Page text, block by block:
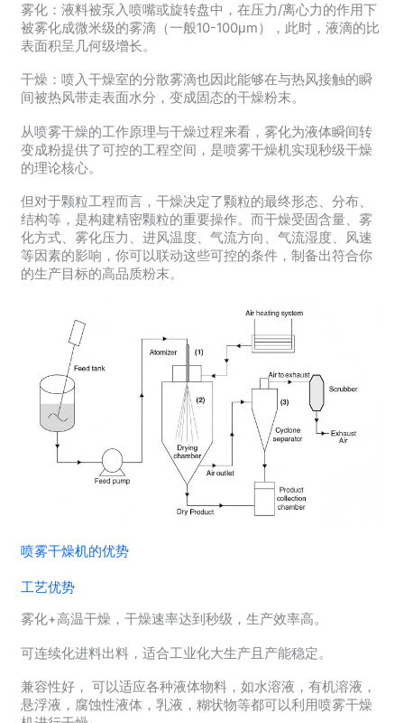
雾化：液料被泵入喷嘴或旋转盘中，在压力/离心力的作用下
被雾化成微米级的雾滴（一般10-100μm），此时，液滴的比
表面积呈几何级增长。
干燥：喷入干燥室的分散雾滴也因此能够在与热风接触的瞬
间被热风带走表面水分，变成固态的干燥粉末。
从喷雾干燥的工作原理与干燥过程来看，雾化为液体瞬间转
变成粉提供了可控的工程空间，是喷雾干燥机实现秒级干燥
的理论核心。
但对于颗粒工程而言，干燥决定了颗粒的最终形态、分布、
结构等，是构建精密颗粒的重要操作。而干燥受固含量、雾
化方式、雾化压力、进风温度、气流方向、气流湿度、风速
等因素的影响，你可以联动这些可控的条件，制备出符合你
的生产目标的高品质粉末。
喷雾干燥机的优势
工艺优势
雾化+高温干燥，干燥速率达到秒级，生产效率高。
可连续化进料出料，适合工业化大生产且产能稳定。
兼容性好， 可以适应各种液体物料，如水溶液，有机溶液，
悬浮液，腐蚀性液体，乳液，糊状物等都可以利用喷雾干燥